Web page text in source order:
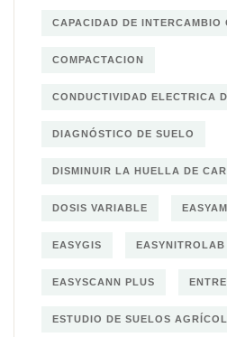
CAPACIDAD DE INTERCAMBIO
COMPACTACION
CONDUCTIVIDAD ELECTRICA
DIAGNÓSTICO DE SUELO
DISMINUIR LA HUELLA DE
DOSIS VARIABLE
EASYGIS EASYNITROLAB
EASYSCANN PLUS
ESTUDIO DE SUELOS